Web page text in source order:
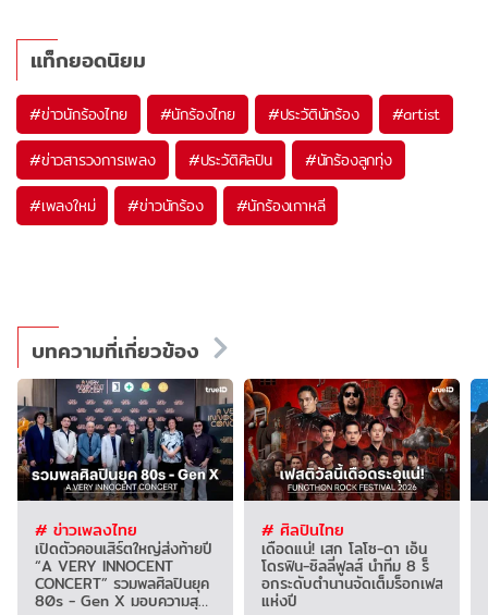
แท็กยอดนิยม
#ข่าวนักร้องไทย #นักร้องไทย #ประวัตินักร้อง #artist
#ข่าวสารวงการเพลง #ประวัติศิลปิน #นักร้องลูกทุ่ง
#เพลงใหม่ #ข่าวนักร้อง #นักร้องเกาหลี
บทความที่เกี่ยวข้อง
# ข่าวเพลงไทย
เปิดตัวคอนเสิร์ตใหญ่ส่งท้ายปี
“A VERY INNOCENT
CONCERT” รวมพลศิลปินยุค
80s - Gen X มอบความสุข
# ศิลปินไทย
เดือดแน่! เสก โลโซ-ดา เอ็น
โดรฟิน-ซิลลี่ฟูลส์ นำทีม 8 ร็
อกระดับตำนานจัดเต็มร็อกเฟส
แห่งปี